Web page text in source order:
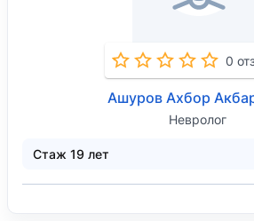
0
Ашуров Ахбор
Невролог
Стаж 19 лет